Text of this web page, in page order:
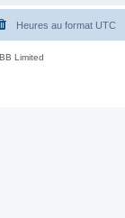
Heures au format UTC
Limited